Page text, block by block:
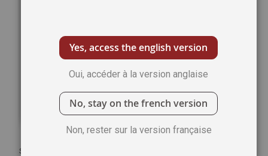
Soyez le premier à commenter ce produit
Yes, access the english version
Oui, accéder à la version anglaise
No, stay on the french version
Non, rester sur la version française